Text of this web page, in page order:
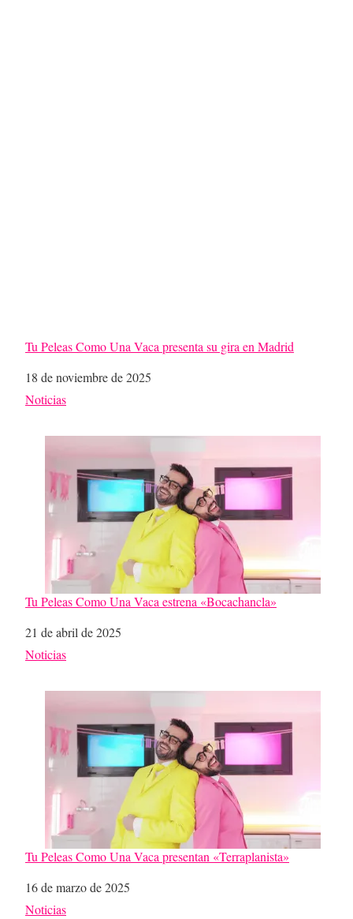
Tu Peleas Como Una Vaca presenta su gira en Madrid
Fecha
18 de noviembre de 2025
Respecto a
Noticias
Tu Peleas Como Una Vaca estrena «Bocachancla»
Fecha
21 de abril de 2025
Respecto a
Noticias
Tu Peleas Como Una Vaca presentan «Terraplanista»
Fecha
16 de marzo de 2025
Respecto a
Noticias